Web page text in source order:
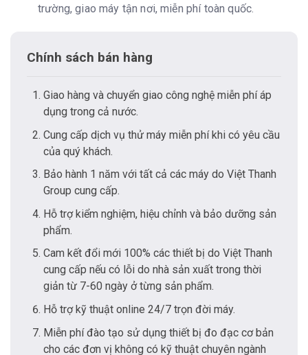
trường, giao máy tận nơi, miễn phí toàn quốc.
Chính sách bán hàng
Giao hàng và chuyển giao công nghệ miễn phí áp
dụng trong cả nước.
Cung cấp dịch vụ thử máy miễn phí khi có yêu cầu
của quý khách.
Bảo hành 1 năm với tất cả các máy do Việt Thanh
Group cung cấp.
Hỗ trợ kiểm nghiệm, hiệu chỉnh và bảo dưỡng sản
phẩm.
Cam kết đổi mới 100% các thiết bị do Việt Thanh
cung cấp nếu có lỗi do nhà sản xuất trong thời
giản từ 7-60 ngày ở từng sản phẩm.
Hỗ trợ kỹ thuật online 24/7 trọn đời máy.
Miễn phí đào tạo sử dụng thiết bị đo đạc cơ bản
cho các đơn vị không có kỹ thuật chuyên ngành